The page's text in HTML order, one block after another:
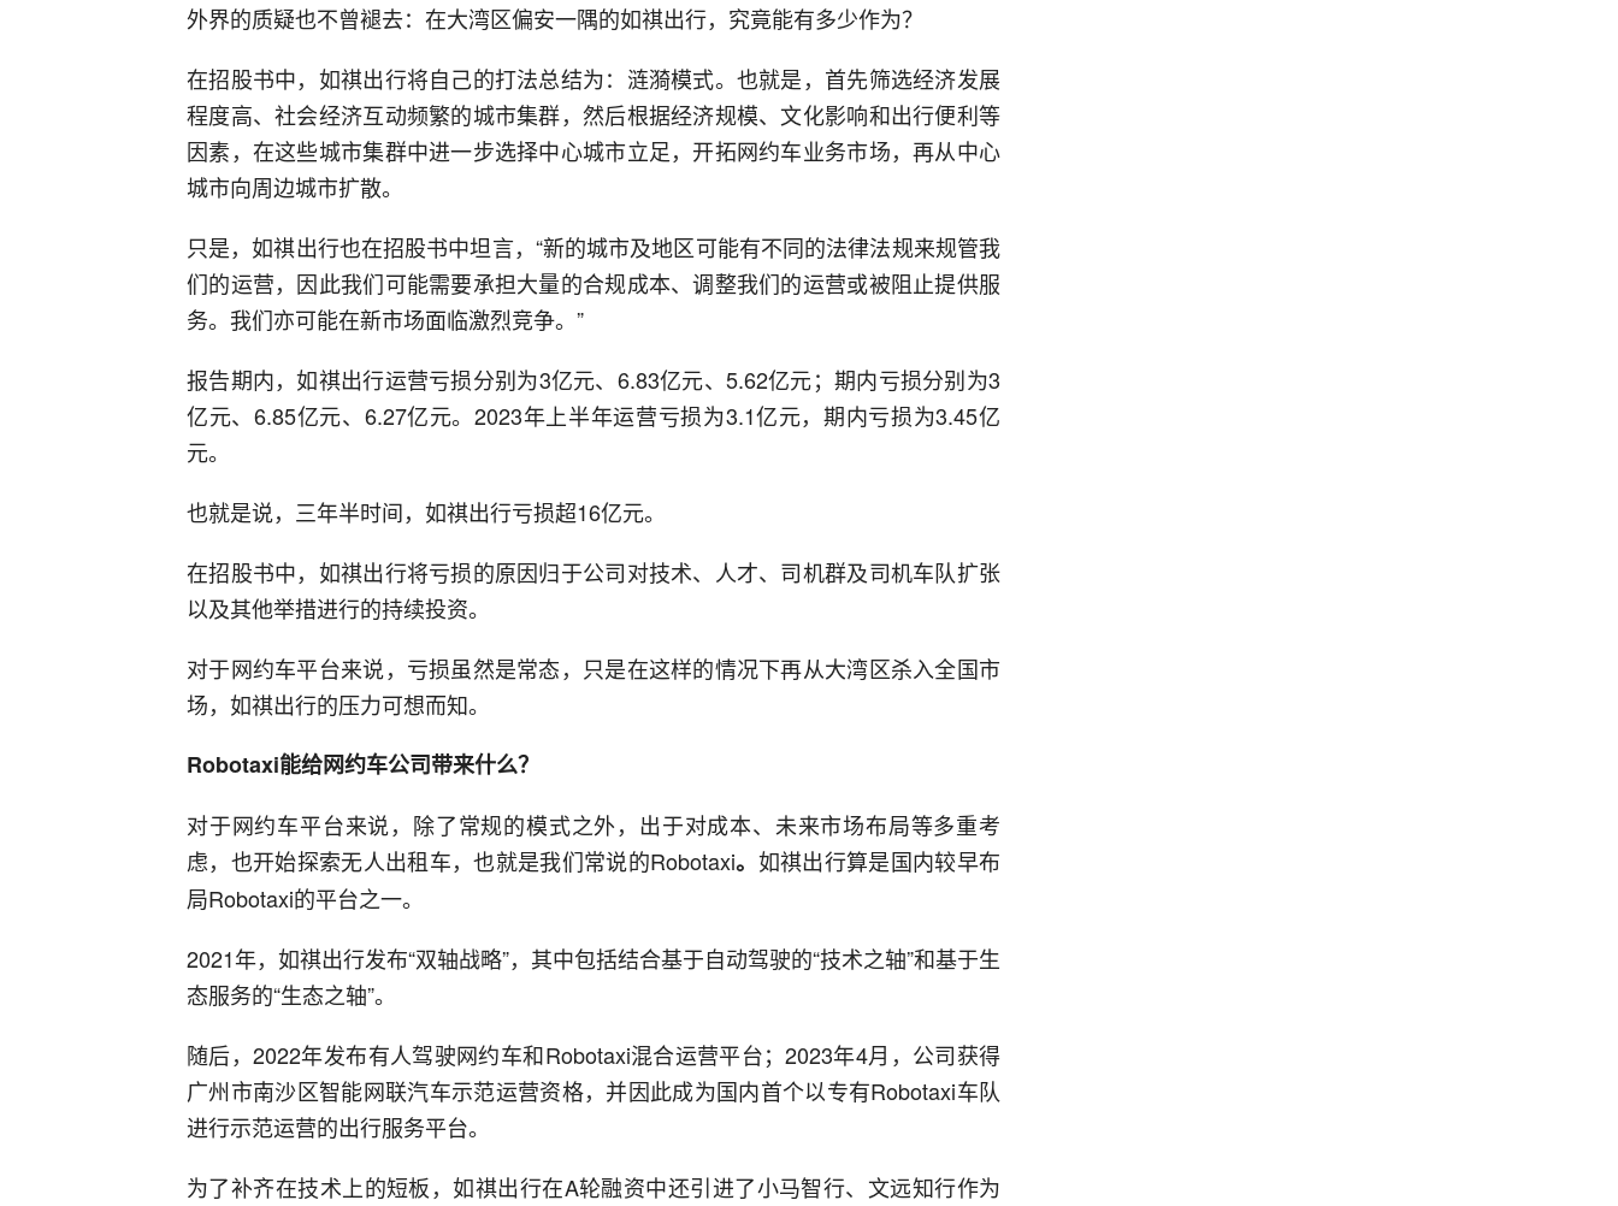
外界的质疑也不曾褪去：在大湾区偏安一隅的如祺出行，究竟能有多少作为？
在招股书中，如祺出行将自己的打法总结为：涟漪模式。也就是，首先筛选经济发展
程度高、社会经济互动频繁的城市集群，然后根据经济规模、文化影响和出行便利等
因素，在这些城市集群中进一步选择中心城市立足，开拓网约车业务市场，再从中心
城市向周边城市扩散。
只是，如祺出行也在招股书中坦言，“新的城市及地区可能有不同的法律法规来规管我
们的运营，因此我们可能需要承担大量的合规成本、调整我们的运营或被阻止提供服
务。我们亦可能在新市场面临激烈竞争。”
报告期内，如祺出行运营亏损分别为3亿元、6.83亿元、5.62亿元；期内亏损分别为3
亿元、6.85亿元、6.27亿元。2023年上半年运营亏损为3.1亿元，期内亏损为3.45亿
元。
也就是说，三年半时间，如祺出行亏损超16亿元。
在招股书中，如祺出行将亏损的原因归于公司对技术、人才、司机群及司机车队扩张
以及其他举措进行的持续投资。
对于网约车平台来说，亏损虽然是常态，只是在这样的情况下再从大湾区杀入全国市
场，如祺出行的压力可想而知。
Robotaxi能给网约车公司带来什么？
对于网约车平台来说，除了常规的模式之外，出于对成本、未来市场布局等多重考
虑，也开始探索无人出租车，也就是我们常说的Robotaxi。 如祺出行算是国内较早布
局Robotaxi的平台之一。
2021年，如祺出行发布“双轴战略”，其中包括结合基于自动驾驶的“技术之轴”和基于生
态服务的“生态之轴”。
随后，2022年发布有人驾驶网约车和Robotaxi混合运营平台；2023年4月，公司获得
广州市南沙区智能网联汽车示范运营资格，并因此成为国内首个以专有Robotaxi车队
进行示范运营的出行服务平台。
为了补齐在技术上的短板，如祺出行在A轮融资中还引进了小马智行、文远知行作为